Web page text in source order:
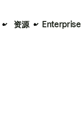
资源 Enterprise